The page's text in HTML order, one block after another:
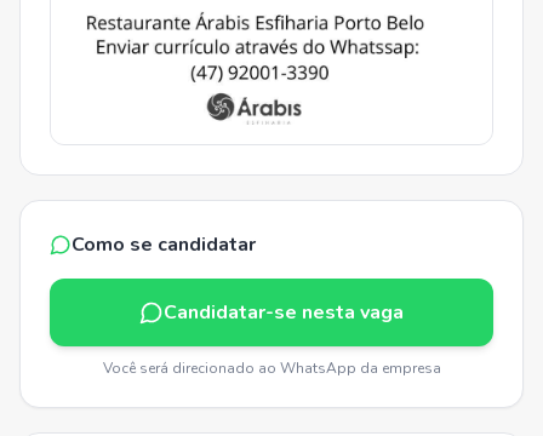
Como se candidatar
Candidatar-se nesta vaga
Você será direcionado ao WhatsApp da empresa